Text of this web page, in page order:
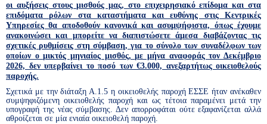
οι αυξήσεις στους μισθούς μας, στο επιχειρησιακό επίδομα και στα
επιδόματα ρόλων στα καταστήματα και ευθύνης στις Κεντρικές
Υπηρεσίες θα αποδοθούν κανονικά και ασυμψήφιστα, όπως έχουμε
ανακοινώσει και μπορείτε να διαπιστώσετε άμεσα διαβάζοντας τις
σχετικές ρυθμίσεις στη σύμβαση, για το σύνολο των συναδέλφων των
οποίων ο μικτός μηνιαίος μισθός, με μήνα αναφοράς τον Δεκέμβριο
2026, δεν υπερβαίνει το ποσό των €3.000, ανεξαρτήτως οικειοθελούς
παροχής.
Σχετικά με την διάταξη Α.1.5 η οικειοθελής παροχή ΕΣΣΕ ήταν ανέκαθεν
συμψηφιζόμενη οικειοθελής παροχή και ως τέτοια παραμένει μετά την
υπογραφή της νέας σύμβασης. Δεν απορροφάται ούτε εξαφανίζεται αλλά
αθροίζεται σε μία ενιαία οικειοθελή παροχή.